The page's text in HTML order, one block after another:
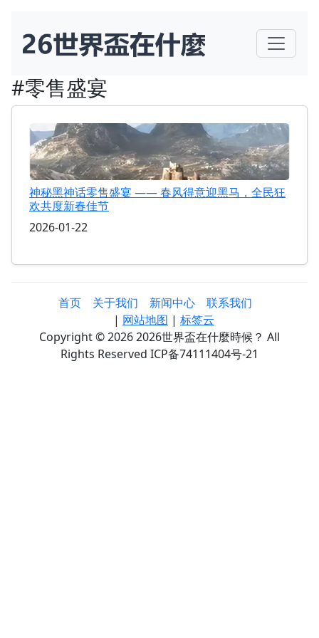
#零售盛宴
神秘黑神话零售盛宴 —— 春风得意迎黑马，全民狂
欢共度新春佳节
2026-01-22
首页 关于我们 新闻中心
联系我们
| 网站地图 | 标签云
Copyright © 2026 2026世界盃在什麼時候？ All
Rights Reserved ICP备74111404号-21